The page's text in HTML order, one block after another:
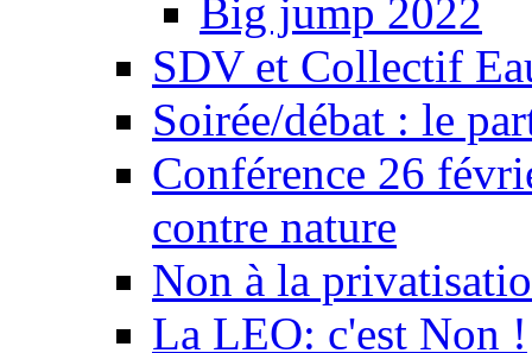
Big jump 2022
SDV et Collectif
Soirée/débat : le
Conférence 26
contre nature
Non à la
La LEO: c'est Non !